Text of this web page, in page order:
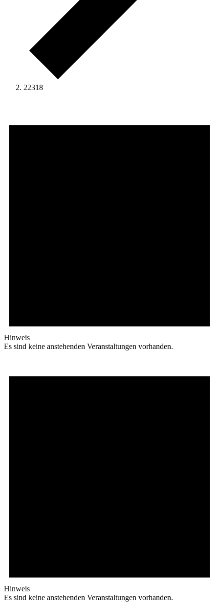
22318
Hinweis
Es sind keine anstehenden Veranstaltungen vorhanden.
Hinweis
Es sind keine anstehenden Veranstaltungen vorhanden.